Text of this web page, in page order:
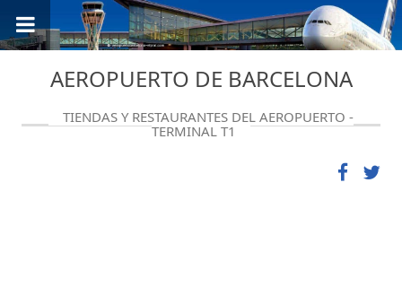
AEROPUERTO DE BARCELONA
TIENDAS Y RESTAURANTES DEL AEROPUERTO -
TERMINAL T1